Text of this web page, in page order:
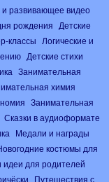
развивающее видео
рождения
Детские
классы
Логические и
Детские стихи
Занимательная
химия
Занимательная
Сказки в аудиоформате
Медали и награды
костюмы для
идеи для родителей
Путешествия с